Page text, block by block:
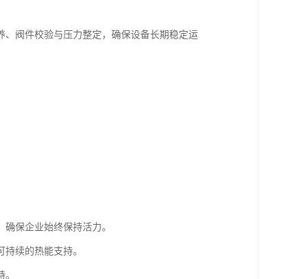
阀件校验与压力整定，确保设备长期稳定运
保企业始终保持活力。
续的热能支持。